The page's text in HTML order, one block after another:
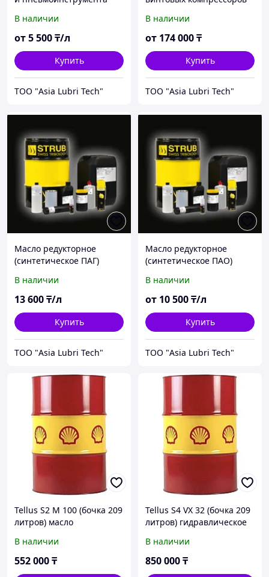
В наличии
от5 500₸/л
Купить
ТОО "Asia Lubri Tech"
В наличии
от 174 000₸
Купить
ТОО "Asia Lubri Tech"
Масло редукторное
(синтетическое ПАГ)
100/150/220/320/460/680
В наличии
13 600₸/л
Купить
ТОО "Asia Lubri Tech"
Масло редукторное
(синтетическое ПАО)
XMP
100/150/220/320/460/680
В наличии
от 10 500₸/л
Купить
ТОО "Asia Lubri Tech"
Tellus S2 M 100 (бочка 209
литров) масло
В наличии
552 000₸
Tellus S4 VX 32 (бочка 209
литров) гидравлическое
В наличии
850 000₸